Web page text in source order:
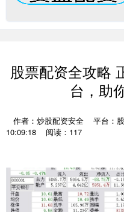
股票配资全攻略
台，助
作者：炒股配资安全 平台：
10:09:18
阅读：117